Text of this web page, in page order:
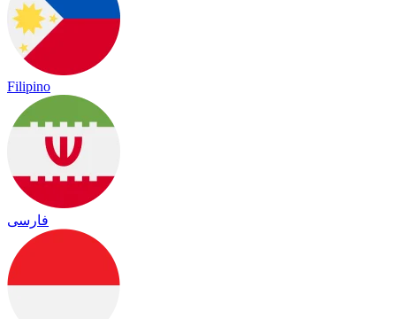
Filipino
فارسی